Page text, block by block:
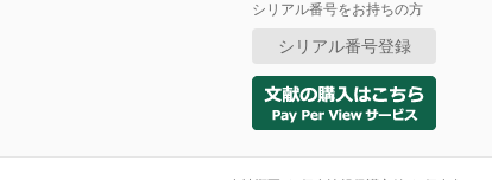
シリアル番号をお持ちの方
シリアル番号登録